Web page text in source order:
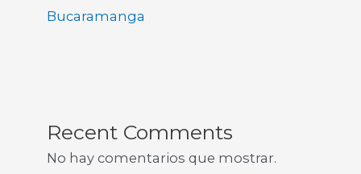
Bucaramanga
Recent Comments
No hay comentarios que mostrar.